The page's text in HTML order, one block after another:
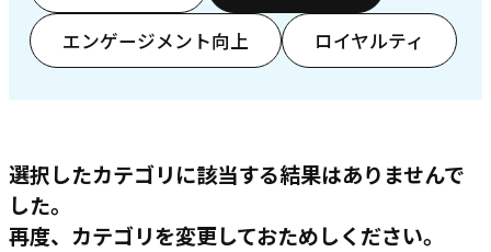
エンゲージメント向上 ロイヤルティ
選択したカテゴリに該当する結果はありませんで
した。
再度、カテゴリを変更しておためしください。